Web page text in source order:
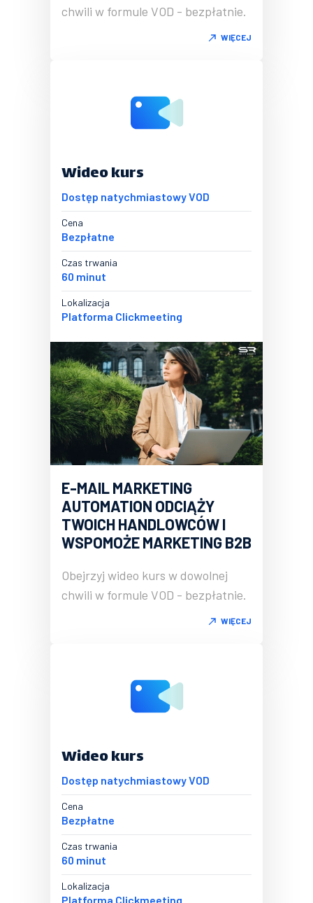
chwili w formule VOD - bezpłatnie.
WIĘCEJ
Wideo kurs
Dostęp natychmiastowy VOD
Cena
Bezpłatne
Czas trwania
60 minut
Lokalizacja
Platforma Clickmeeting
E-MAIL MARKETING
AUTOMATION ODCIĄŻY
TWOICH HANDLOWCÓW I
WSPOMOŻE MARKETING B2B
Obejrzyj wideo kurs w dowolnej
chwili w formule VOD - bezpłatnie.
WIĘCEJ
Wideo kurs
Dostęp natychmiastowy VOD
Cena
Bezpłatne
Czas trwania
60 minut
Lokalizacja
Platforma Clickmeeting